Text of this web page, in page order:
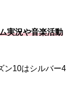
実況や音楽活動
ン10はシルバー4